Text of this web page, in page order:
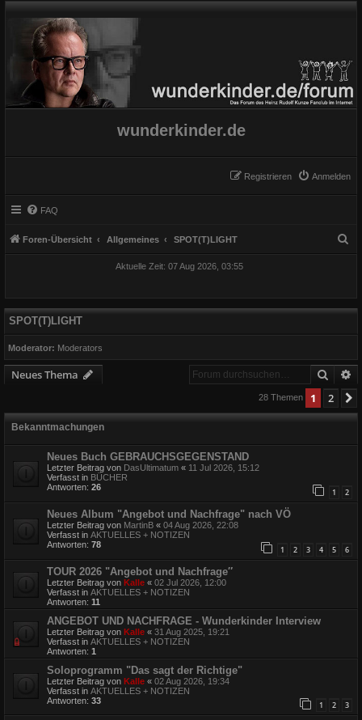
wunderkinder.de
Anmelden
Registrieren
FAQ
Foren-Übersicht Allgemeines SPOT(T)LIGHT
Aktuelle Zeit: 07 Aug 2026, 03:55
SPOT(T)LIGHT
Moderator: Moderators
Neues Thema Suche
28 Themen 1 2
Bekanntmachungen
Neues Buch GEBRAUCHSGEGENSTAND
Letzter Beitrag von DasUltimatum « 11 Jul 2026, 15:12
Verfasst in BÜCHER
Antworten: 26 1 2
Neues Album "Angebot und Nachfrage" nach VÖ
Letzter Beitrag von MartinB « 04 Aug 2026, 22:08
Verfasst in AKTUELLES + NOTIZEN
Antworten: 78 1 2 3 4 5 6
TOUR 2026 "Angebot und Nachfrage″
Letzter Beitrag von Kalle « 02 Jul 2026, 12:00
Verfasst in AKTUELLES + NOTIZEN
Antworten: 11
ANGEBOT UND NACHFRAGE - Wunderkinder Interview
Letzter Beitrag von Kalle « 31 Aug 2025, 19:21
Verfasst in AKTUELLES + NOTIZEN
Antworten: 1
Soloprogramm "Das sagt der Richtige"
Letzter Beitrag von Kalle « 02 Aug 2026, 19:34
Verfasst in AKTUELLES + NOTIZEN
Antworten: 33 1 2 3